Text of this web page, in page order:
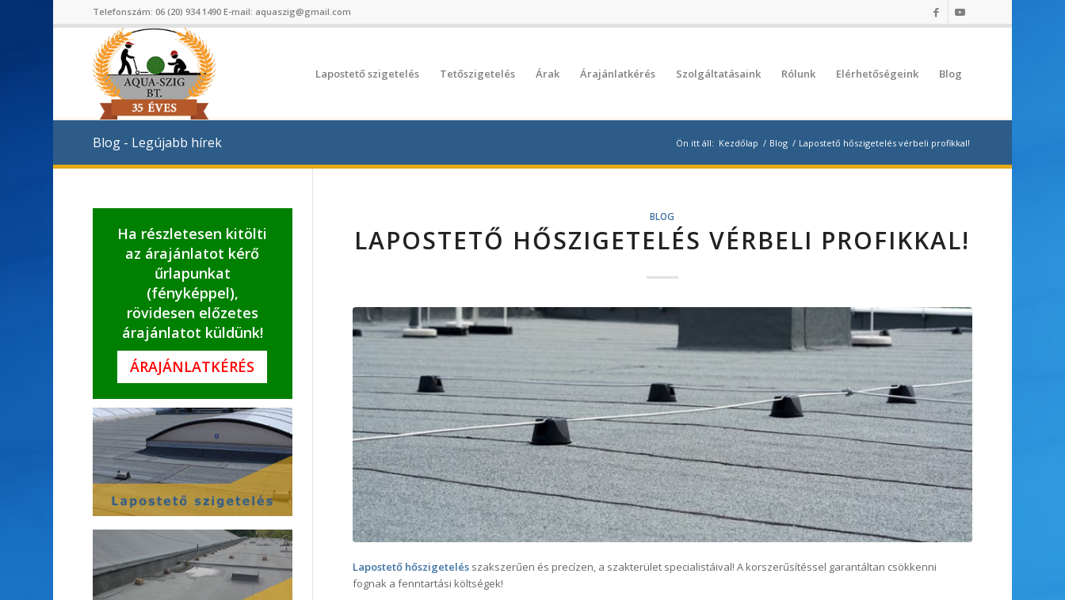
Telefonszám:06 (20) 934 1490 E-mail: aquaszig@gmail.com
Lapostető szigetelés Tetőszigetelés Árak Árajánlatkérés Szolgáltatásaink Rólunk Elérhetőségeink Blog
Blog - Legújabb hírek Ön itt áll: Kezdőlap / Blog / Lapostető hőszigetelés vérbeli profikkal!
BLOG
LAPOSTETŐ HŐSZIGETELÉS VÉRBELI PROFIKKAL!
Lapostető hőszigetelésszakszerűen és precízen, a szakterület specialistáival! A korszerűsítéssel garantáltan csökkenni
fognak a fenntartási költségek!
Ha részletesen kitölti
az árajánlatot kérő
űrlapunkat
(fényképpel),
rövidesen előzetes
árajánlatot küldünk!
ÁRAJÁNLATKÉRÉS